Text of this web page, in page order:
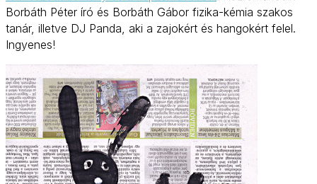
Borbáth Péter író és Borbáth Gábor fizika-kémia szakos
tanár, illetve DJ Panda, aki a zajokért és hangokért felel.
Ingyenes!